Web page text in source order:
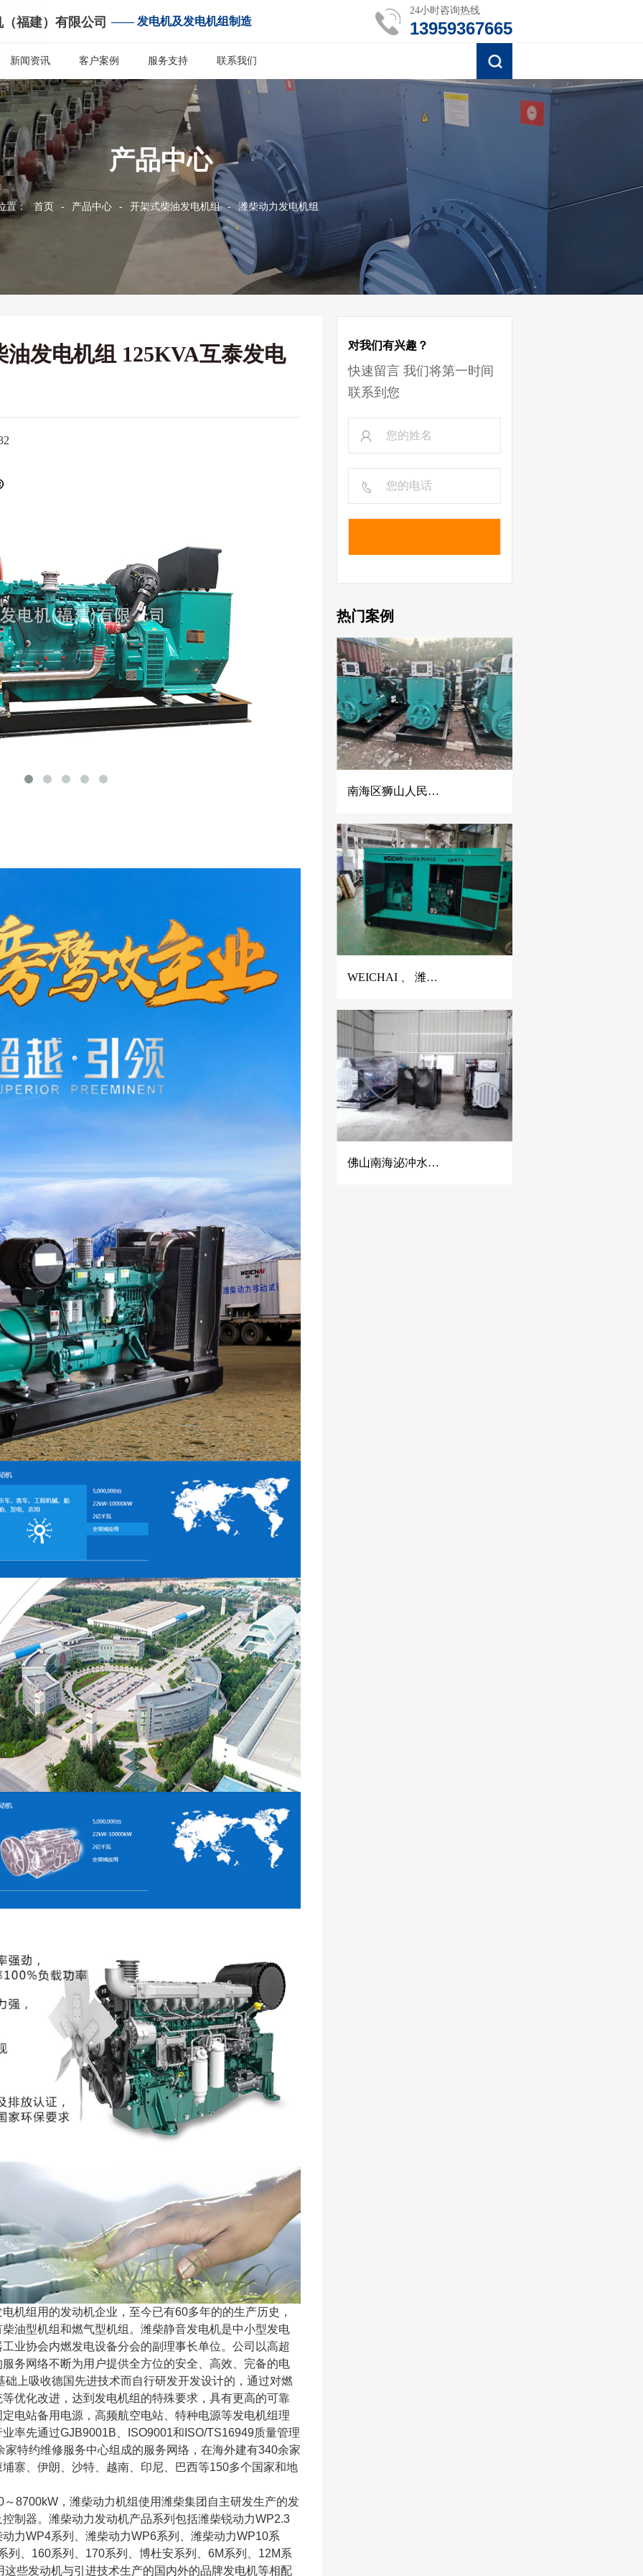
福建）有限公司 —— 发电机及发电机组制造
24小时咨询热线
13959367665
新闻资讯 客户案例 服务支持 联系我们
产品中心
置： 首页 - 产品中心 - 开架式柴油发电机组 - 潍柴动力发电机组
发电机组 125KVA互泰发电
机组用的发动机企业，至今已有60多年的的生产历史，
油型机组和燃气型机组。潍柴静音发电机是中小型发电
业协会内燃发电设备分会的副理事长单位。公司以高超
务网络不断为用户提供全方位的安全、高效、完备的电
上吸收德国先进技术而自行研发开发设计的，通过对燃
优化改进，达到发电机组的特殊要求，具有更高的可靠
电站备用电源，高频航空电站、特种电源等发电机组理
率先通过GJB9001B、ISO9001和ISO/TS16949质量管理
特约维修服务中心组成的服务网络，在海外建有340余家
寨、伊朗、沙特、越南、印尼、巴西等150多个国家和地
，潍柴动力机组使用潍柴集团自主研发生产的发
制器。潍柴动力发动机产品系列包括潍柴锐动力WP2.3
力WP4系列、潍柴动力WP6系列、潍柴动力WP10系
列、160系列、170系列、博杜安系列、6M系列、12M系
些发动机与引进技术生产的国内外的品牌发电机等相配
对我们有兴趣？
快速留言 我们将第一时间
联系到您
热门案例
南海区狮山人民医院500KW康明斯发电机组并机
WEICHAI 、 潍柴静音发电机、潍柴发电机、150KVA潍柴发电机、佛山潍柴发电机
佛山南海泌冲水泥混凝土公司2台500KW玉柴发电机组